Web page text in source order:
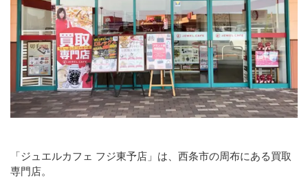
「ジュエルカフェ フジ東予店」は、西条市の周布にある買取
専門店。